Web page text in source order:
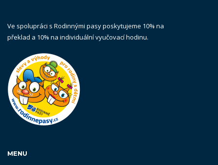
Ve spolupráci s Rodinnými pasy poskytujeme 10% na
překlad a 10% na individuální vyučovací hodinu.
MENU